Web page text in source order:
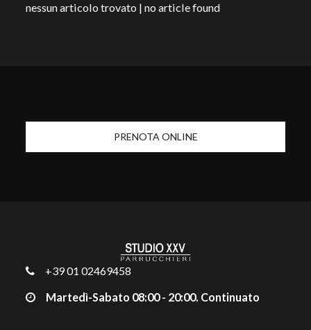
nessun articolo trovato | no article found
PRENOTA ONLINE
+39 01 02469458
Martedì-Sabato 08:00 - 20:00. Continuato